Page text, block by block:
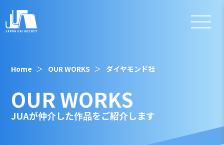
Home OUR WORKS ダイヤモンド社
OUR WORKS
JUAが仲介した作品をご紹介します